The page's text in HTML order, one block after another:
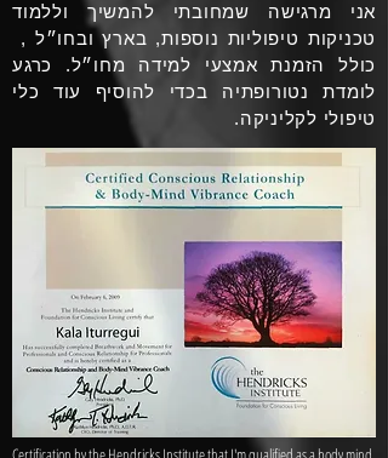
אני מרגישה שמחובתי להמשיך וללמוד
טכניקות טיפוליות נוספות, בארץ ובחו״ל ,
כולל הזמנת אמצעי למידה מחו״ל. כרגע
לומדת נטורופתיה בכדי להוסיף עוד כלי
טיפולי לקליניקה.